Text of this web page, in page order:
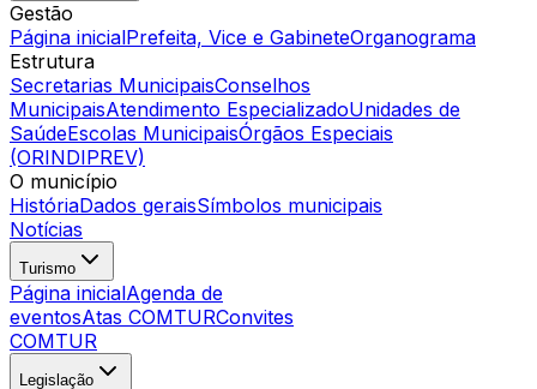
Gestão
Página inicialPrefeita, Vice e GabineteOrganograma
Estrutura
Secretarias MunicipaisConselhos
MunicipaisAtendimento EspecializadoUnidades de
SaúdeEscolas MunicipaisÓrgãos Especiais
(ORINDIPREV)
O município
HistóriaDados geraisSímbolos municipais
Notícias
Turismo
Página inicialAgenda de
eventosAtas COMTURConvites
COMTUR
Legislação